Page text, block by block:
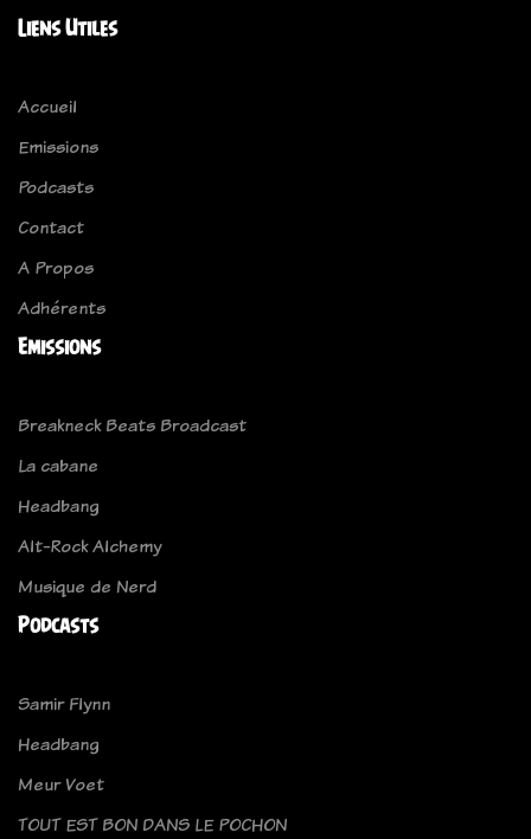
Liens Utiles
Accueil
Emissions
Podcasts
Contact
A Propos
Adhérents
Emissions
Breakneck Beats Broadcast
La cabane
Headbang
Alt-Rock Alchemy
Musique de Nerd
Podcasts
Samir Flynn
Headbang
Meur Voet
TOUT EST BON DANS LE POCHON